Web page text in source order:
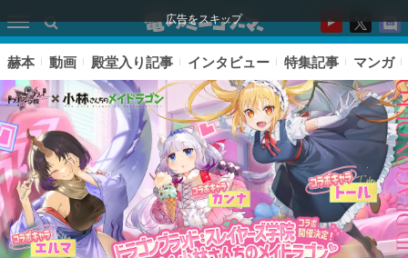
広告をスキップ
赫本 動画 殿堂入り記事 インタビュー 特集記事 マンガ